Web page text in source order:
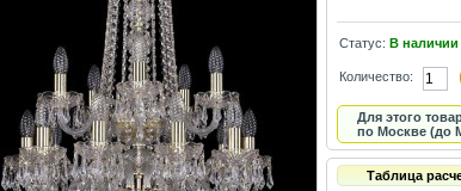
Статус: В наличии
Количество:
Для этого
по Москве (до
Таблица